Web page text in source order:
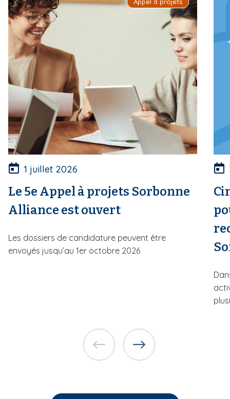
1 juillet 2026
Le 5e Appel à projets Sorbonne
Alliance est ouvert
Les dossiers de candidature peuvent être
envoyés jusqu’au 1er octobre 2026